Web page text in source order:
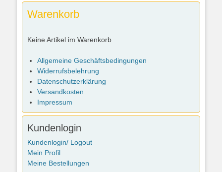
Warenkorb
Keine Artikel im Warenkorb
Allgemeine Geschäftsbedingungen
Widerrufsbelehrung
Datenschutzerklärung
Versandkosten
Impressum
Kundenlogin
Kundenlogin/ Logout
Mein Profil
Meine Bestellungen